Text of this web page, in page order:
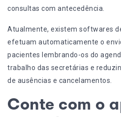
consultas com antecedência.
Atualmente, existem softwares
efetuam automaticamente o
pacientes lembrando-os do
trabalho das secretárias e
de ausências e cancelamentos.
Conte com o